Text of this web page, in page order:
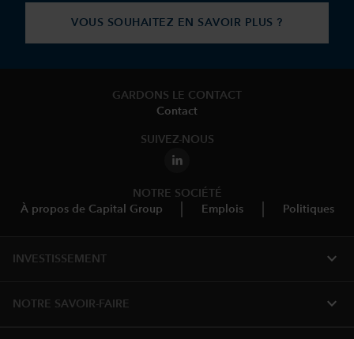
VOUS SOUHAITEZ EN SAVOIR PLUS ?
GARDONS LE CONTACT
Contact
SUIVEZ-NOUS
NOTRE SOCIÉTÉ
À propos de Capital Group
Emplois Politiques
INVESTISSEMENT expand_more
NOTRE SAVOIR-FAIRE expand_more